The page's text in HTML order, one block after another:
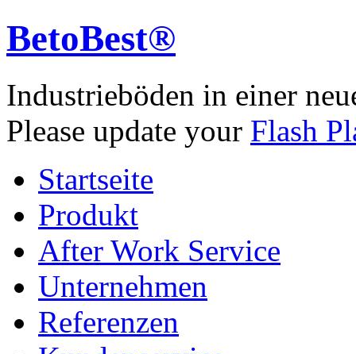
BetoBest®
Industrieböden in einer
Please update your Flash
Startseite
Produkt
After Work Service
Unternehmen
Referenzen